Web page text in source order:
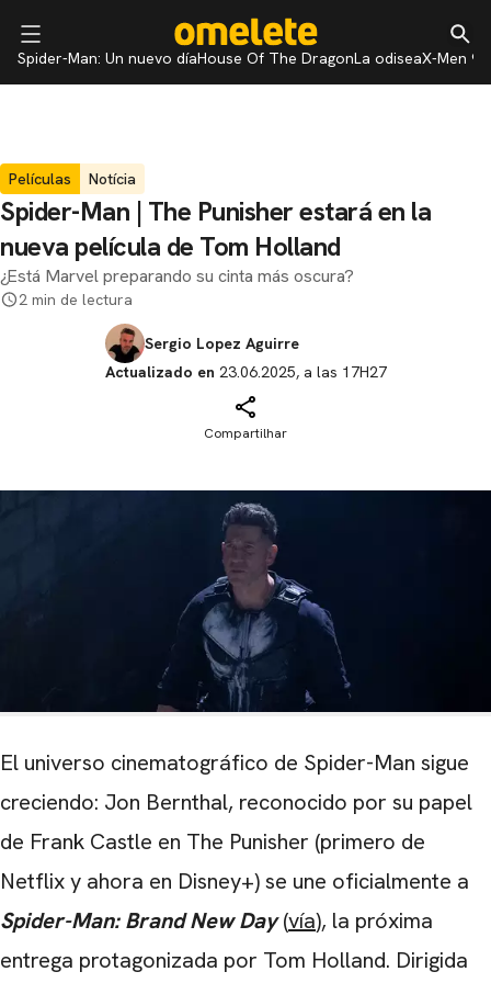
Spider-Man: Un nuevo díaHouse Of The DragonLa odiseaX-Men 97
Películas Notícia
Spider-Man | The Punisher estará en la
nueva película de Tom Holland
¿Está Marvel preparando su cinta más oscura?
2 min de lectura
Sergio Lopez Aguirre
Actualizado en 23.06.2025, a las 17H27
Compartilhar
El universo cinematográfico de Spider-Man sigue
creciendo: Jon Bernthal, reconocido por su papel
de Frank Castle en The Punisher (primero de
Netflix y ahora en Disney+) se une oficialmente a
Spider-Man: Brand New Day(vía), la próxima
entrega protagonizada por Tom Holland. Dirigida